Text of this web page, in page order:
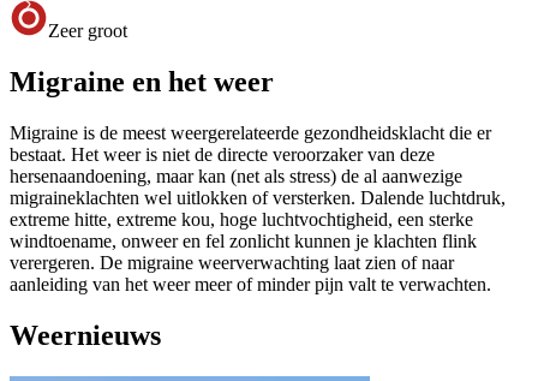
Zeer groot
Migraine en het weer
Migraine is de meest weergerelateerde gezondheidsklacht die er
bestaat. Het weer is niet de directe veroorzaker van deze
hersenaandoening, maar kan (net als stress) de al aanwezige
migraineklachten wel uitlokken of versterken. Dalende luchtdruk,
extreme hitte, extreme kou, hoge luchtvochtigheid, een sterke
windtoename, onweer en fel zonlicht kunnen je klachten flink
verergeren. De migraine weerverwachting laat zien of naar
aanleiding van het weer meer of minder pijn valt te verwachten.
Weernieuws